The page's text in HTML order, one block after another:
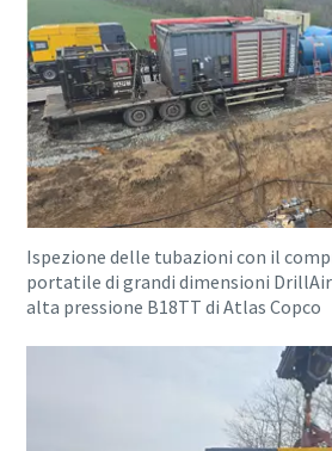
Ispezione delle tubazioni con il
portatile di grandi dimensioni DrillAir
alta pressione B18TT di Atlas Copco